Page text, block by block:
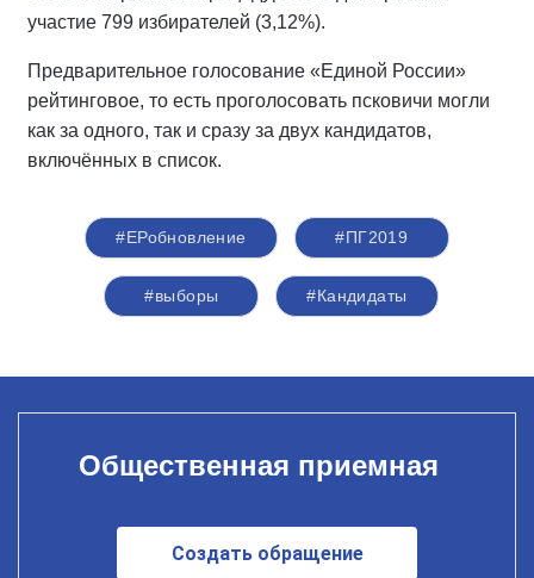
участие 799 избирателей (3,12%).
Предварительное голосование «Единой России»
рейтинговое, то есть проголосовать псковичи могли
как за одного, так и сразу за двух кандидатов,
включённых в список.
#ЕРобновление #ПГ2019
#выборы #Кандидаты
Общественная приемная
Создать обращение